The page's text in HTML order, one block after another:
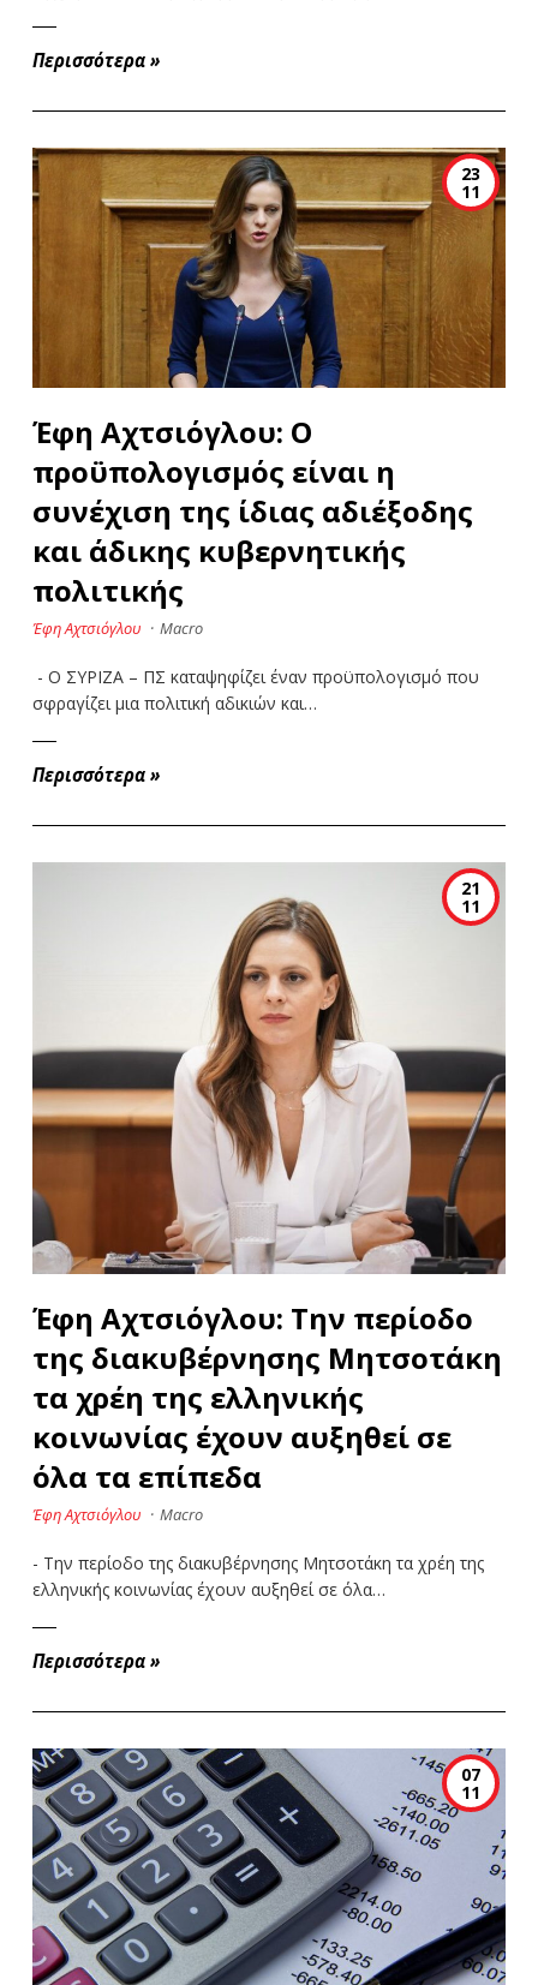
Περισσότερα »
23
11
Έφη Αχτσιόγλου: Ο
προϋπολογισμός είναι η
συνέχιση της ίδιας αδιέξοδης
και άδικης κυβερνητικής
πολιτικής
Έφη Αχτσιόγλου · Macro
- Ο ΣΥΡΙΖΑ – ΠΣ καταψηφίζει έναν προϋπολογισμό που
σφραγίζει μια πολιτική αδικιών και…
Περισσότερα »
21
11
Έφη Αχτσιόγλου: Την περίοδο
της διακυβέρνησης Μητσοτάκη
τα χρέη της ελληνικής
κοινωνίας έχουν αυξηθεί σε
όλα τα επίπεδα
Έφη Αχτσιόγλου · Macro
- Την περίοδο της διακυβέρνησης Μητσοτάκη τα χρέη της
ελληνικής κοινωνίας έχουν αυξηθεί σε όλα…
Περισσότερα »
07
11